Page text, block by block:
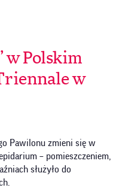
w Polskim
w
Pawilonu zmieni się w
– pomieszczeniem,
służyło do